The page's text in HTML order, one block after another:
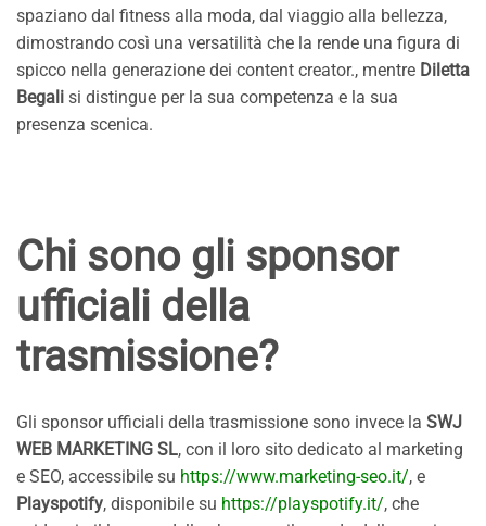
spaziano dal fitness alla moda, dal viaggio alla bellezza,
dimostrando così una versatilità che la rende una figura di
spicco nella generazione dei content creator., mentre Diletta
Begali si distingue per la sua competenza e la sua
presenza scenica.
Chi sono gli sponsor
ufficiali della
trasmissione?
Gli sponsor ufficiali della trasmissione sono invece la SWJ
WEB MARKETING SL, con il loro sito dedicato al marketing
e SEO, accessibile su https://www.marketing-seo.it/, e
Playspotify, disponibile su https://playspotify.it/, che